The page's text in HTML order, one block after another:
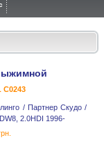
C0243
/ Партнер Скудо /
2.0HDI 1996-